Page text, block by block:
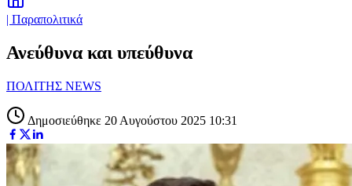
| Παραπολιτικά
Ανεύθυνα και υπεύθυνα
ΠΟΛΙΤΗΣ NEWS
Δημοσιεύθηκε 20 Αυγούστου 2025 10:31